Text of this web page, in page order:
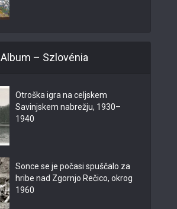
Album – Szlovénia
Otroška igra na celjskem
Savinjskem nabrežju, 1930–
1940
Sonce se je počasi spuščalo za
hribe nad Zgornjo Rečico, okrog
1960